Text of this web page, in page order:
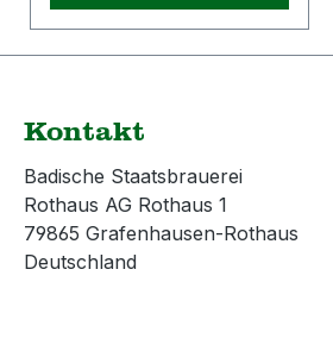
der weiße bzw. der
goldene Deckel (die
gezogen werden.
Hersteller:CHAPS
Merchandising
GmbHJohannisstraße 1
50226 Frechen E-Mail:
info@chaps-online.de
Kontakt
Badische Staatsbrauerei
Rothaus AG Rothaus 1
79865 Grafenhausen-Rothaus
Deutschland